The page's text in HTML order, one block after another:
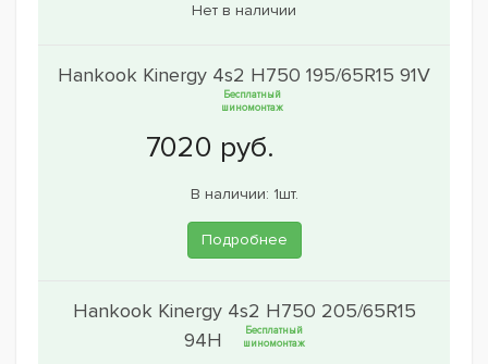
Нет в наличии
Hankook Kinergy 4s2 H750 195/65R15 91V
Бесплатный
шиномонтаж
В наличии: 1шт.
Подробнее
Hankook Kinergy 4s2 H750 205/65R15
94H
Бесплатный
шиномонтаж